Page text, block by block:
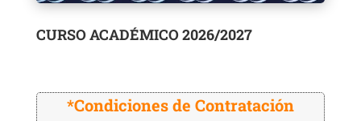
CURSO ACADÉMICO 2026/2027
*Condiciones de Contratación